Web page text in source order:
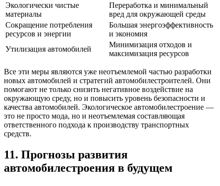
Экологически чистые
материалы
Переработка и минимальный
вред для окружающей среды
Сокращение потребления
ресурсов и энергии
Большая энергоэффективность
и экономия
Утилизация автомобилей
Минимизация отходов и
максимизация ресурсов
Все эти меры являются уже неотъемлемой частью разработки
новых автомобилей и стратегий автомобилестроителей. Они
помогают не только снизить негативное воздействие на
окружающую среду, но и повысить уровень безопасности и
качества автомобилей. Экологическое автомобилестроение —
это не просто мода, но и неотъемлемая составляющая
ответственного подхода к производству транспортных
средств.
11. Прогнозы развития
автомобилестроения в будущем